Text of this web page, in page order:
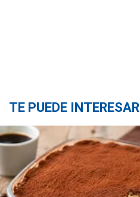
TE PUEDE INTERESAR